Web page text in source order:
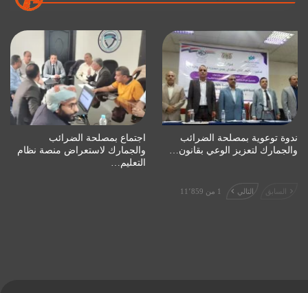
ندوة توعوية بمصلحة الضرائب
والجمارك لتعزيز الوعي بقانون…
اجتماع بمصلحة الضرائب
والجمارك لاستعراض منصة نظام
التعليم…
السابق التالي 1 من 11٬859